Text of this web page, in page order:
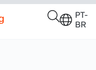
PT-
BR